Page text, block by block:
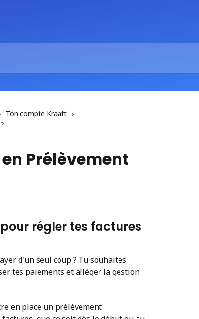
Ton compte Kraaft
Prélèvement
régler tes factures
d'un seul coup ? Tu souhaites
tes paiements et alléger la gestion
en place un prélèvement